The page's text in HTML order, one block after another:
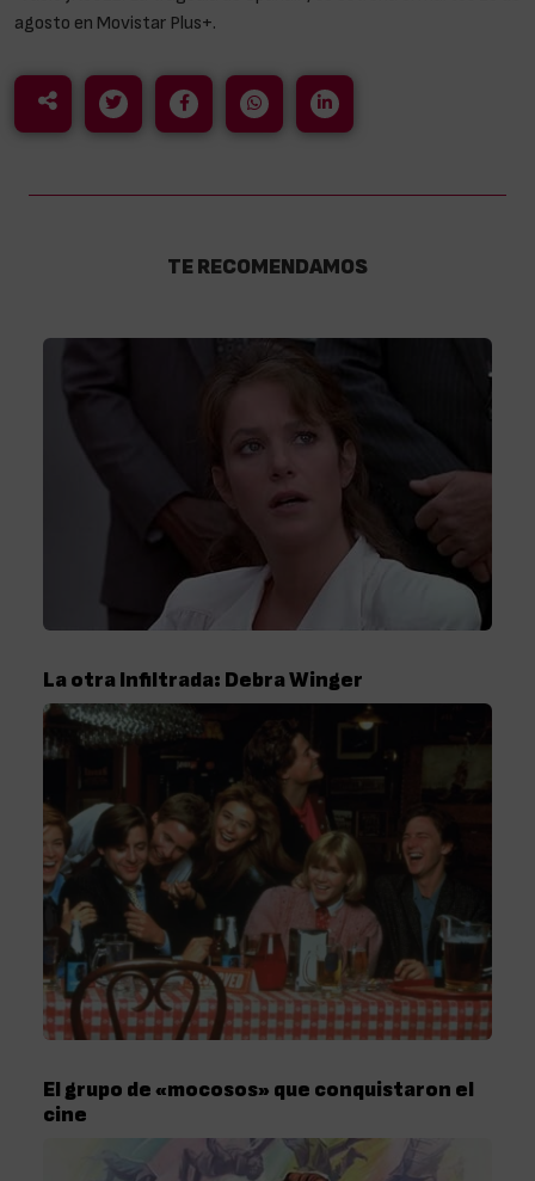
agosto en Movistar Plus+.
TE RECOMENDAMOS
La otra Infiltrada: Debra Winger
El grupo de «mocosos» que conquistaron el
cine